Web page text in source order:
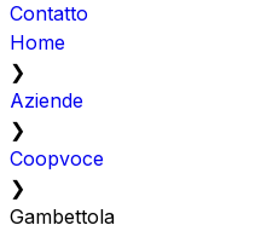
Contatto
Home
❯
Aziende
❯
Coopvoce
❯
Gambettola